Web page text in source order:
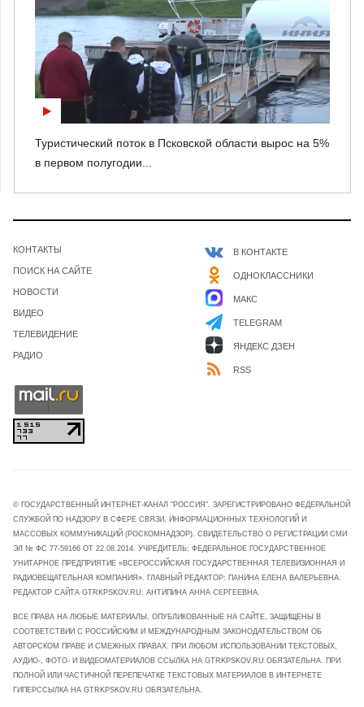
Туристический поток в Псковской области вырос на 5%
в первом полугодии...
КОНТАКТЫ
ПОИСК НА САЙТЕ
НОВОСТИ
ВИДЕО
ТЕЛЕВИДЕНИЕ
РАДИО
В КОНТАКТЕ
ОДНОКЛАССНИКИ
МАКС
TELEGRAM
ЯНДЕКС ДЗЕН
RSS
© ГОСУДАРСТВЕННЫЙ ИНТЕРНЕТ-КАНАЛ "РОССИЯ". ЗАРЕГИСТРИРОВАНО ФЕДЕРАЛЬНОЙ
СЛУЖБОЙ ПО НАДЗОРУ В СФЕРЕ СВЯЗИ, ИНФОРМАЦИОННЫХ ТЕХНОЛОГИЙ И
МАССОВЫХ КОММУНИКАЦИЙ (РОСКОМНАДЗОР). СВИДЕТЕЛЬСТВО О РЕГИСТРАЦИИ СМИ
ЭЛ № ФС 77-59166 ОТ 22.08.2014. УЧРЕДИТЕЛЬ: ФЕДЕРАЛЬНОЕ ГОСУДАРСТВЕННОЕ
УНИТАРНОЕ ПРЕДПРИЯТИЕ «ВСЕРОССИЙСКАЯ ГОСУДАРСТВЕННАЯ ТЕЛЕВИЗИОННАЯ И
РАДИОВЕЩАТЕЛЬНАЯ КОМПАНИЯ». ГЛАВНЫЙ РЕДАКТОР: ПАНИНА ЕЛЕНА ВАЛЕРЬЕВНА.
РЕДАКТОР САЙТА GTRKPSKOV.RU: АНТИПИНА АННА СЕРГЕЕВНА.
ВСЕ ПРАВА НА ЛЮБЫЕ МАТЕРИАЛЫ, ОПУБЛИКОВАННЫЕ НА САЙТЕ, ЗАЩИЩЕНЫ В
СООТВЕТСТВИИ С РОССИЙСКИМ И МЕЖДУНАРОДНЫМ ЗАКОНОДАТЕЛЬСТВОМ ОБ
АВТОРСКОМ ПРАВЕ И СМЕЖНЫХ ПРАВАХ. ПРИ ЛЮБОМ ИСПОЛЬЗОВАНИИ ТЕКСТОВЫХ,
АУДИО-, ФОТО- И ВИДЕОМАТЕРИАЛОВ ССЫЛКА НА GTRKPSKOV.RU ОБЯЗАТЕЛЬНА. ПРИ
ПОЛНОЙ ИЛИ ЧАСТИЧНОЙ ПЕРЕПЕЧАТКЕ ТЕКСТОВЫХ МАТЕРИАЛОВ В ИНТЕРНЕТЕ
ГИПЕРССЫЛКА НА GTRKPSKOV.RU ОБЯЗАТЕЛЬНА.